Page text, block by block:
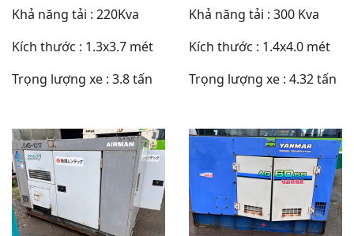
Khả năng tải : 220Kva
Kích thước : 1.3x3.7 mét
Trọng lượng xe : 3.8 tấn
Khả năng tải : 300 Kva
Kích thước : 1.4x4.0 mét
Trọng lượng xe : 4.32 tấn